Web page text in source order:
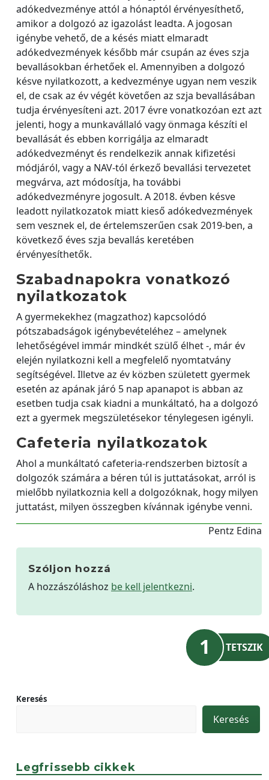
adókedvezménye attól a hónaptól érvényesíthető,
amikor a dolgozó az igazolást leadta. A jogosan
igénybe vehető, de a késés miatt elmaradt
adókedvezmények később már csupán az éves szja
bevallásokban érhetőek el. Amennyiben a dolgozó
késve nyilatkozott, a kedvezménye ugyan nem veszik
el, de csak az év végét követően az szja bevallásában
tudja érvényesíteni azt. 2017 évre vonatkozóan ezt azt
jelenti, hogy a munkavállaló vagy önmaga készíti el
bevallását és ebben korrigálja az elmaradt
adókedvezményt és rendelkezik annak kifizetési
módjáról, vagy a NAV-tól érkező bevallási tervezetet
megvárva, azt módosítja, ha további
adókedvezményre jogosult. A 2018. évben késve
leadott nyilatkozatok miatt kieső adókedvezmények
sem vesznek el, de értelemszerűen csak 2019-ben, a
következő éves szja bevallás keretében
érvényesíthetők.
Szabadnapokra vonatkozó
nyilatkozatok
A gyermekekhez (magzathoz) kapcsolódó
pótszabadságok igénybevételéhez – amelynek
lehetőségével immár mindkét szülő élhet -, már év
elején nyilatkozni kell a megfelelő nyomtatvány
segítségével. Illetve az év közben született gyermek
esetén az apának járó 5 nap apanapot is abban az
esetben tudja csak kiadni a munkáltató, ha a dolgozó
ezt a gyermek megszületésekor ténylegesen igényli.
Cafeteria nyilatkozatok
Ahol a munkáltató cafeteria-rendszerben biztosít a
dolgozók számára a béren túl is juttatásokat, arról is
mielőbb nyilatkoznia kell a dolgozóknak, hogy milyen
juttatást, milyen összegben kívánnak igénybe venni.
Pentz Edina
Szóljon hozzá
A hozzászóláshoz be kell jelentkezni.
1 TETSZIK
Keresés
Keresés
Legfrissebb cikkek